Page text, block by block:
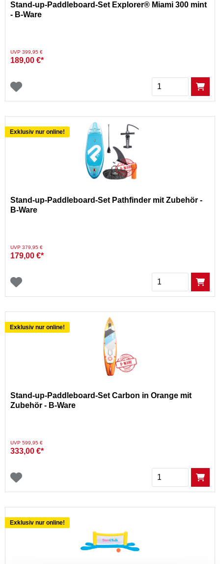
Stand-up-Paddleboard-Set Explorer® Miami 300 mint
- B-Ware
Preis reduziert von
UVP 399,95 €auf
189,00 €*
Menge
Exklusiv nur online!
Stand-up-Paddleboard-Set Pathfinder mit Zubehör -
B-Ware
Preis reduziert von
UVP 379,95 €auf
179,00 €*
Menge
Exklusiv nur online!
Stand-up-Paddleboard-Set Carbon in Orange mit
Zubehör - B-Ware
Preis reduziert von
UVP 599,95 €auf
333,00 €*
Menge
Exklusiv nur online!